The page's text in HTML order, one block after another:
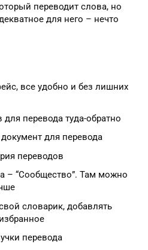
переводит слова, но
для него – нечто
все удобно и без лишних
перевода туда-обратно
для перевода
переводов
– “Сообщество”. Там можно
словарик, добавлять
перевода